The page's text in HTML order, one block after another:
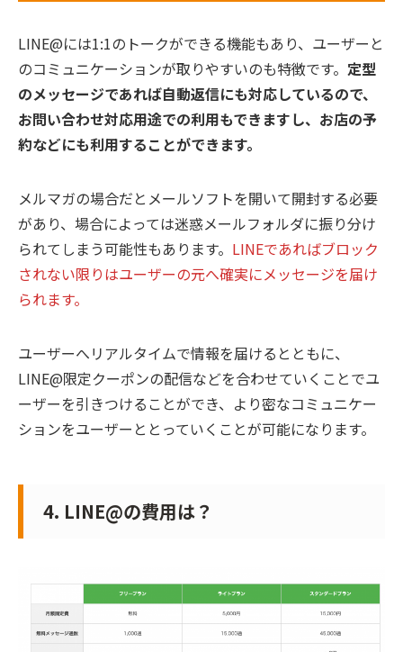
LINE@には1:1のトークができる機能もあり、ユーザーと
のコミュニケーションが取りやすいのも特徴です。 定型
のメッセージであれば自動返信にも対応しているので、
お問い合わせ対応用途での利用もできますし、お店の予
約などにも利用することができます。
メルマガの場合だとメールソフトを開いて開封する必要
があり、場合によっては迷惑メールフォルダに振り分け
られてしまう可能性もあります。 LINEであればブロック
されない限りはユーザーの元へ確実にメッセージを届け
られます。
ユーザーへリアルタイムで情報を届けるとともに、
LINE@限定クーポンの配信などを合わせていくことでユ
ーザーを引きつけることができ、より密なコミュニケー
ションをユーザーととっていくことが可能になります。
4. LINE@の費用は？